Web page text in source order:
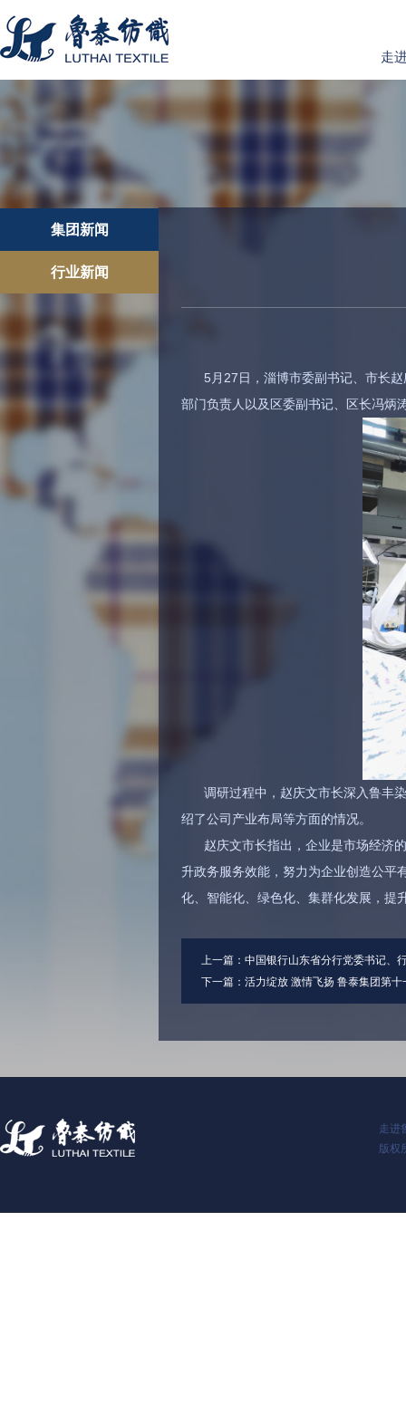
走
集团新闻
行业新闻
5月27日，淄博市委副书记、市长
部门负责人以及区委副书记、区长冯炳
调研过程中，赵庆文市长深入鲁丰
绍了公司产业布局等方面的情况。
赵庆文市长指出，企业是市场经济
升政务服务效能，努力为企业创造公平
化、智能化、绿色化、集群化发展，提
上一篇： 中国银行山东省分行党委书记、
下一篇： 活力绽放 激情飞扬 鲁泰集团第
走进
版权